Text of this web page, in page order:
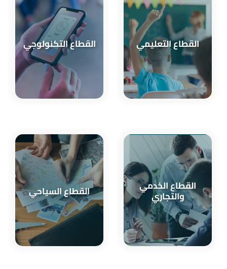
القطاع التعليمي القطاع التكنولوجي
القطاع الخدمي
والتجاري القطاع السياحي